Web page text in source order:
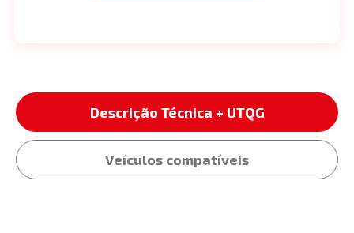
Descrição Técnica + UTQG
Veículos compatíveis